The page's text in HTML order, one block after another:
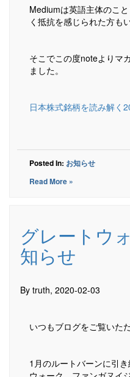
Mediumは英語主体のこ
く抵抗を感じられた方も
そこでこの度noteよりマ
ました。
日本株式銘柄を読み解く
Posted In: お知らせ
Read More »
グレートウ
知らせ
By truth, 2020-02-03
いつもブログをご覧いた
1月のルートバーンに引